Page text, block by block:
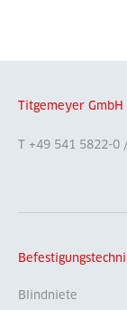
Titgemeyer GmbH
T +49 541 5822-0
Blindniete